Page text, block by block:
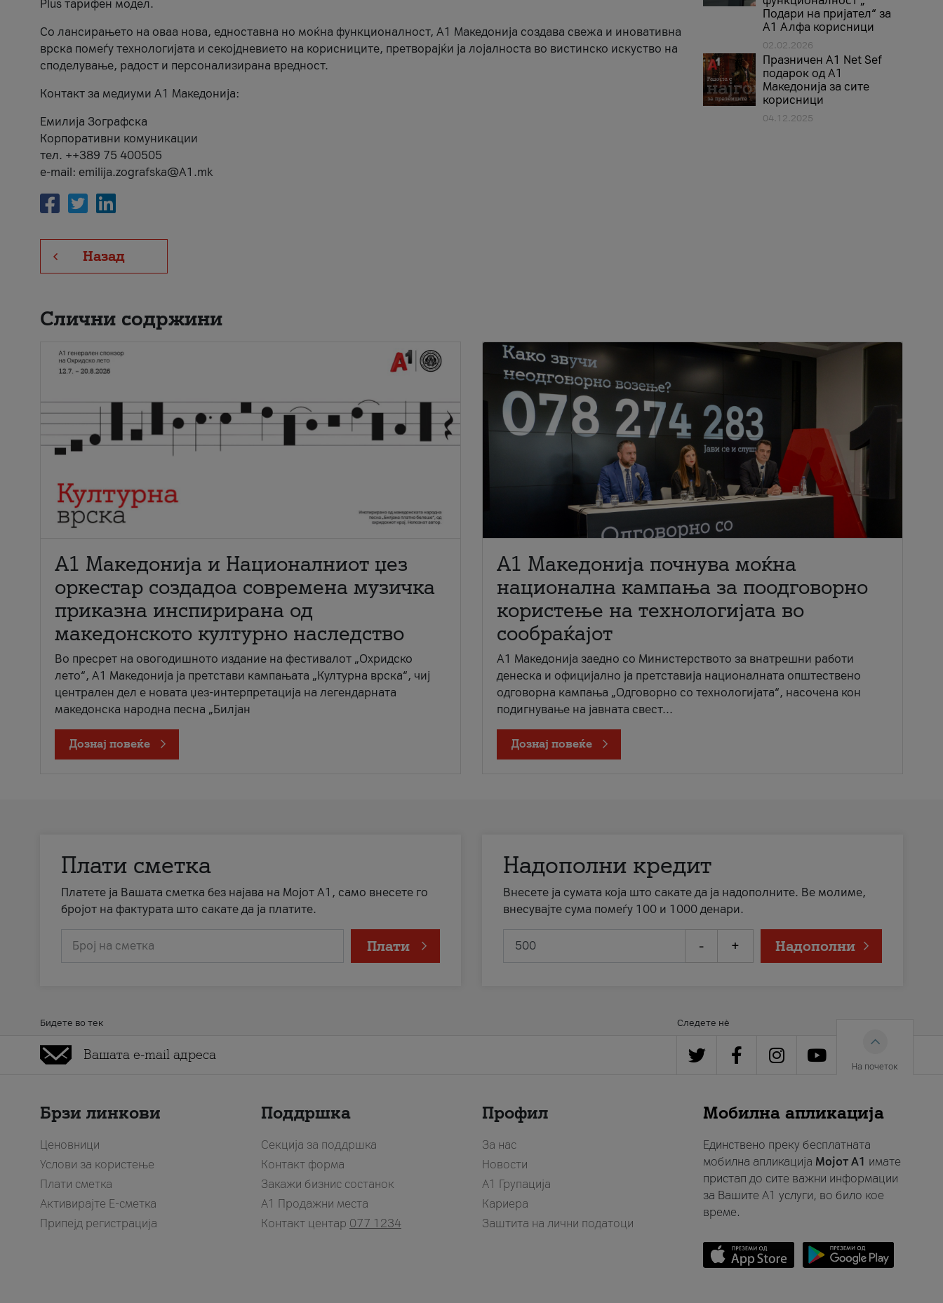
Plus тарифен модел.
Со лансирањето на оваа нова, едноставна но моќна функционалност, А1 Македонија создава свежа и иновативна
врска помеѓу технологијата и секојдневието на корисниците, претворајќи ја лојалноста во вистинско искуство на
споделување, радост и персонализирана вредност.
Контакт за медиуми А1 Македонија:
Емилија Зографска
Корпоративни комуникации
тел. ++389 75 400505
e-mail: emilija.zografska@A1.mk
Назад
Подари на пријател“ за
А1 Алфа корисници
02.02.2026
Празничен A1 Net Sеf
подарок од А1
Македонија за сите
корисници
04.12.2025
Слични содржини
А1 Македонија и Националниот џез
оркестар создадоа современа музичка
приказна инспирирана од
македонското културно наследство
Во пресрет на овогодишното издание на фестивалот „Охридско
лето“, А1 Македонија ја претстави кампањата „Културна врска“, чиј
централен дел е новата џез-интерпретација на легендарната
македонска народна песна „Билјан
Дознај повеќе
A1 Македонија почнува моќна
национална кампања за поодговорно
користење на технологијата во
сообраќајот
A1 Македонија заедно со Министерството за внатрешни работи
денеска и официјално ја претставија националната општествено
одговорна кампања „Одговорно со технологијата“, насочена кон
подигнување на јавната свест...
Дознај повеќе
Плати сметка
Платете ја Вашата сметка без најава на Мојот А1, само внесете го
бројот на фактурата што сакате да ја платите.
Број на сметка Плати
Надополни кредит
Внесете ја сумата која што сакате да ја надополните. Ве молиме,
внесувајте сума помеѓу 100 и 1000 денари.
- + Надополни
Бидете во тек Следете нè
На почеток
Брзи линкови
Ценовници
Услови за користење
Плати сметка
Активирајте Е-сметка
Припејд регистрација
Поддршка
Секција за поддршка
Контакт форма
Закажи бизнис состанок
A1 Продажни места
Контакт центар 077 1234
Профил
За нас
Новости
А1 Групација
Кариера
Заштита на лични податоци
Мобилна апликација
Единствено преку бесплатната
мобилна апликација Мојот A1 имате
пристап до сите важни информации
за Вашите A1 услуги, во било кое
време.